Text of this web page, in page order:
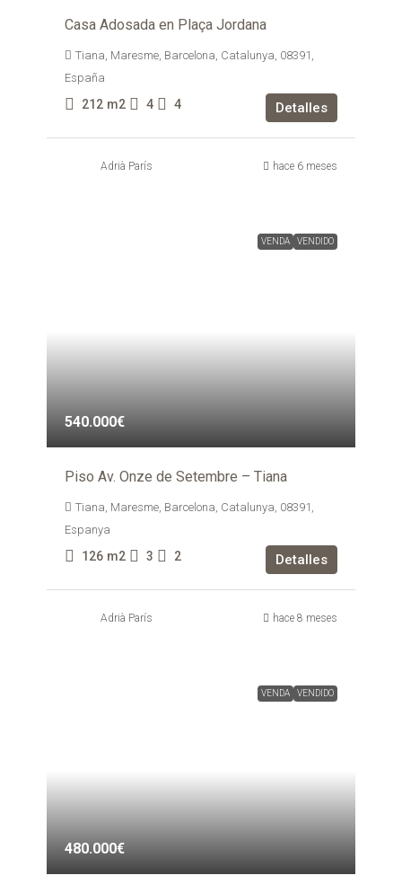
Casa Adosada en Plaça Jordana
Tiana, Maresme, Barcelona, Catalunya, 08391,
España
212 m2 4 4 Detalles
Adrià París hace 6 meses
VENDA VENDIDO
540.000€
Piso Av. Onze de Setembre – Tiana
Tiana, Maresme, Barcelona, Catalunya, 08391,
Espanya
126 m2 3 2 Detalles
Adrià París hace 8 meses
VENDA VENDIDO
480.000€